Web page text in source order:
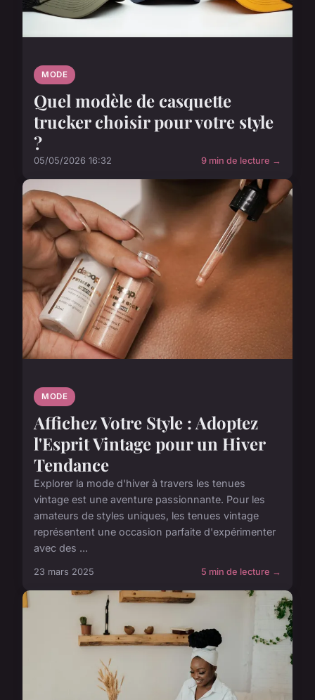
MODE
Quel modèle de casquette
trucker choisir pour votre style
?
05/05/2026 16:32 9 min de lecture →
MODE
Affichez Votre Style : Adoptez
l'Esprit Vintage pour un Hiver
Tendance
Explorer la mode d'hiver à travers les tenues
vintage est une aventure passionnante. Pour les
amateurs de styles uniques, les tenues vintage
représentent une occasion parfaite d'expérimenter
avec des ...
23 mars 2025 5 min de lecture →